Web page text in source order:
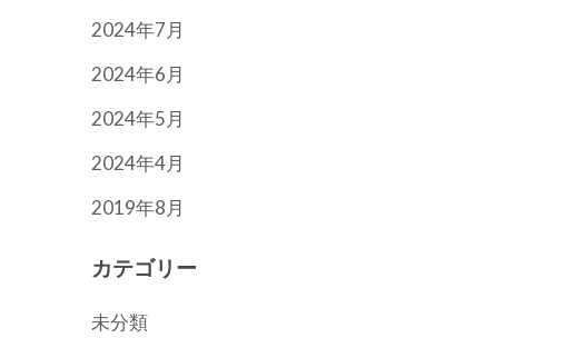
2024年7月
2024年6月
2024年5月
2024年4月
2019年8月
カテゴリー
未分類